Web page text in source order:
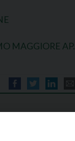
MAGGIORE AP.